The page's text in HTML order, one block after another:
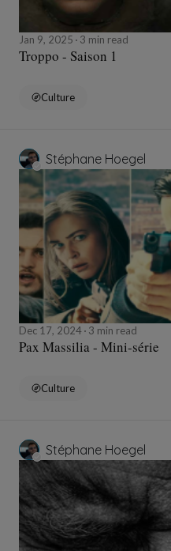
Jan 9, 2025 3 min read
Troppo - Saison 1
Culture
Stéphane Hoegel
Dec 17, 2024 3 min read
Pax Massilia - Mini-série
Culture
Stéphane Hoegel